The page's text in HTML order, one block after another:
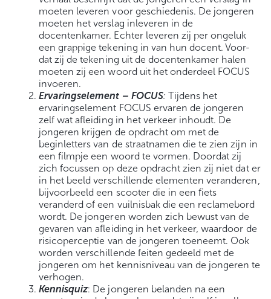
moeten leveren voor geschiedenis. De jongeren
moeten het verslag inleveren in de
docentenkamer. Echter leveren zij per ongeluk
een grappige tekening in van hun docent. Voor-
dat zij de tekening uit de docentenkamer halen
moeten zij een woord uit het onderdeel FOCUS
invoeren.
Ervaringselement – FOCUS: Tijdens het
ervaringselement FOCUS ervaren de jongeren
zelf wat afleiding in het verkeer inhoudt. De
jongeren krijgen de opdracht om met de
beginletters van de straatnamen die te zien zijn in
een filmpje een woord te vormen. Doordat zij
zich focussen op deze opdracht zien zij niet dat er
in het beeld verschillende elementen veranderen,
bijvoorbeeld een scooter die in een fiets
veranderd of een vuilnisbak die een reclamebord
wordt. De jongeren worden zich bewust van de
gevaren van afleiding in het verkeer, waardoor de
risicoperceptie van de jongeren toeneemt. Ook
worden verschillende feiten gedeeld met de
jongeren om het kennisniveau van de jongeren te
verhogen.
Kennisquiz: De jongeren belanden na een